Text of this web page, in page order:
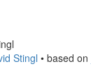
Stingl • based on